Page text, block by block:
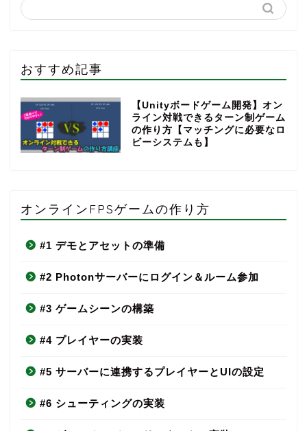
おすすめ記事
【Unityボードゲーム開発】オン
ライン対戦できるターン制ゲーム
の作り方【マッチングに必要なロ
ビーシステムも】
オンラインFPSゲームの作り方
#1 デモとアセットの準備
#2 Photonサーバーにログイン＆ルーム参加
#3 ゲームシーンの構築
#4 プレイヤーの実装
#5 サーバーに連携するプレイヤーとUIの設定
#6 シューティングの実装